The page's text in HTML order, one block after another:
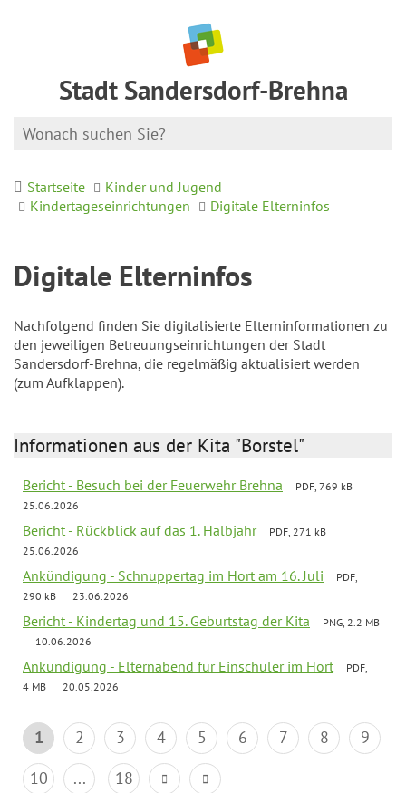
Stadt Sandersdorf-Brehna
Startseite
Kinder und Jugend
Kindertageseinrichtungen
Digitale Elterninfos
Digitale Elterninfos
Nachfolgend finden Sie digitalisierte Elterninformationen zu
den jeweiligen Betreuungseinrichtungen der Stadt
Sandersdorf-Brehna, die regelmäßig aktualisiert werden
(zum Aufklappen).
Informationen aus der Kita "Borstel"
Bericht - Besuch bei der Feuerwehr Brehna
PDF, 769 kB
25.06.2026
Bericht - Rückblick auf das 1. Halbjahr
PDF, 271 kB
25.06.2026
Ankündigung - Schnuppertag im Hort am 16. Juli
PDF,
290 kB
23.06.2026
Bericht - Kindertag und 15. Geburtstag der Kita
PNG, 2.2 MB
10.06.2026
Ankündigung - Elternabend für Einschüler im Hort
PDF,
4 MB
20.05.2026
1 2 3 4 5 6 7 8
9
10
... 18